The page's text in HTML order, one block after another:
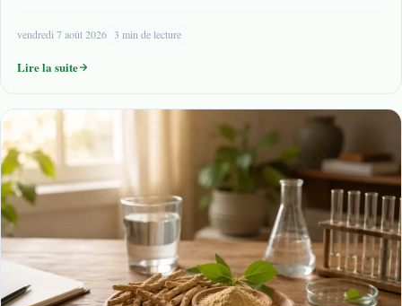
vendredi 7 août 2026 3 min de lecture
Lire la suite